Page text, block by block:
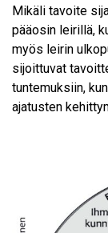
Mikäli tavoite
pääosin leirillä,
myös leirin
sijoittuvat
tuntemuksiin,
ajatusten